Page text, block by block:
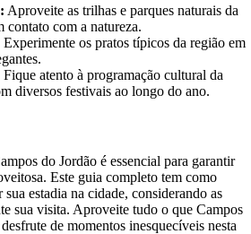
Aproveite as trilhas e parques naturais da
contato com a natureza.
Experimente os pratos típicos da região em
Fique atento à programação cultural da
diversos festivais ao longo do ano.
do Jordão é essencial para garantir
Este guia completo tem como
estadia na cidade, considerando as
sua visita. Aproveite tudo o que Campos
de momentos inesquecíveis nesta